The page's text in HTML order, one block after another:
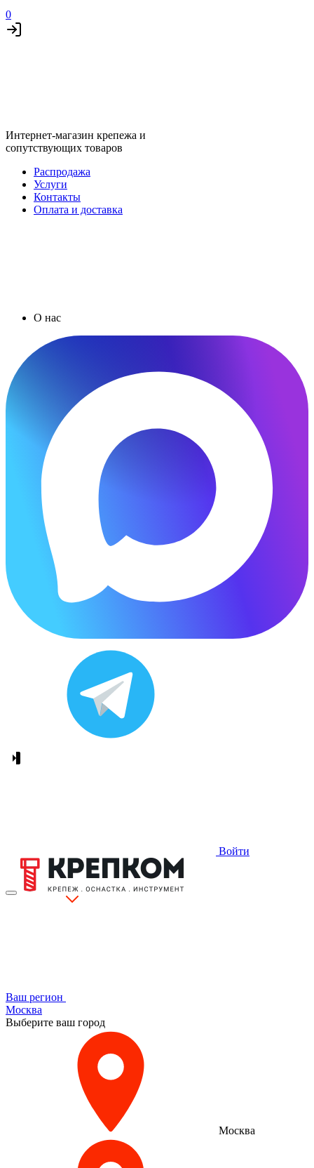
0
Интернет-магазин крепежа и
сопутствующих товаров
Распродажа
Услуги
Контакты
Оплата и доставка
О нас
Войти
Ваш регион
Москва
Выберите ваш город
Москва